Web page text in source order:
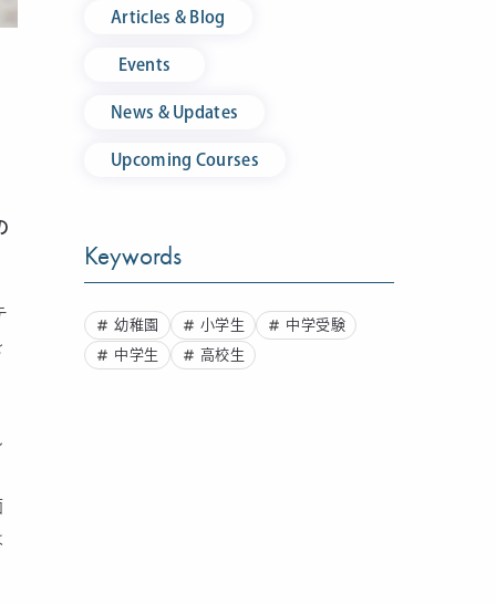
Articles & Blog
Events
News & Updates
Upcoming Courses
Keywords
幼稚園 小学生 中学受験
中学生 高校生